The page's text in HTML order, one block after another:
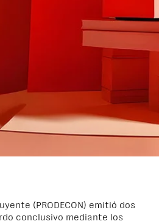
(PRODECON) emitió dos
conclusivo mediante los